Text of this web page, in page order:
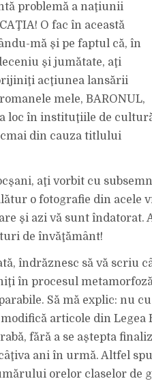
problemă a naţiunii
O fac în această
mă şi pe faptul că, în
şi jumătate, aţi
acţiunea lansării
mele, BARONUL,
loc în instituţiile de
din cauza titlului
aţi vorbit cu
o fotografie din acele
şi azi vă sunt îndatorat.
de învăţământ!
îndrăznesc să vă scriu
în procesul
Să mă explic: nu
articole din
fără a se aştepta
ani în urmă. Altfel
orelor claselor de